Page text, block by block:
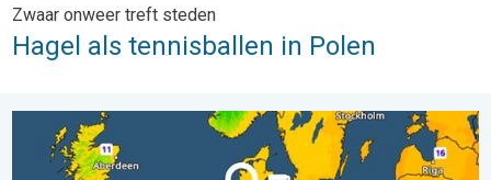
Zwaar onweer treft steden
Hagel als tennisballen in Polen
Er komen koelere nachten aan. West- en Midden-Europa. . .